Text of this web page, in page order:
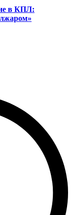
в КПЛ: